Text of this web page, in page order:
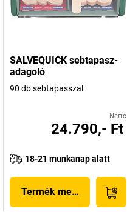
SALVEQUICK sebtapasz-
adagoló
90 db sebtapasszal
Nettó
24.790,- Ft
18-21 munkanap alatt
Termék megjelenítése